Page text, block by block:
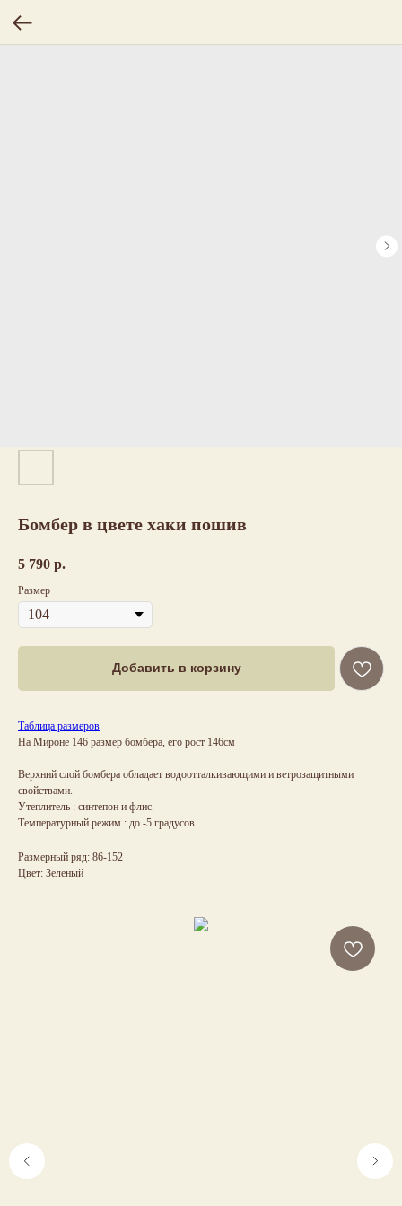
Бомбер в цвете хаки пошив
5 790 р.
Размер
Добавить в корзину
Таблица размеров
На Мироне 146 размер бомбера, его рост 146см
Верхний слой бомбера обладает водоотталкивающими и ветрозащитными
свойствами.
Утеплитель : синтепон и флис.
Температурный режим : до -5 градусов.
Размерный ряд: 86-152
Цвет: Зеленый